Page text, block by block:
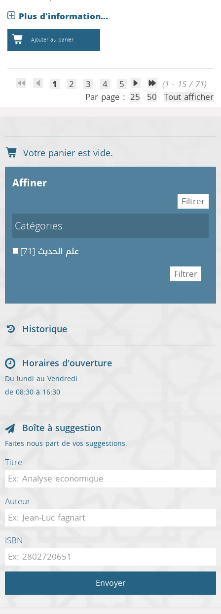
Plus d'information...
Ajouter au panier
1 2 3 4 5
(1 - 15 / 71)
Par page : 25 50 Tout afficher
affiner
Catégories
علم الحديث [71]
Historique
Horaires d'ouverture
Du lundi au Vendredi :
de 08:30 à 16:30
Boîte à suggestion
Faites nous part de vos suggestions.
Titre
Auteur
ISBN
Envoyer